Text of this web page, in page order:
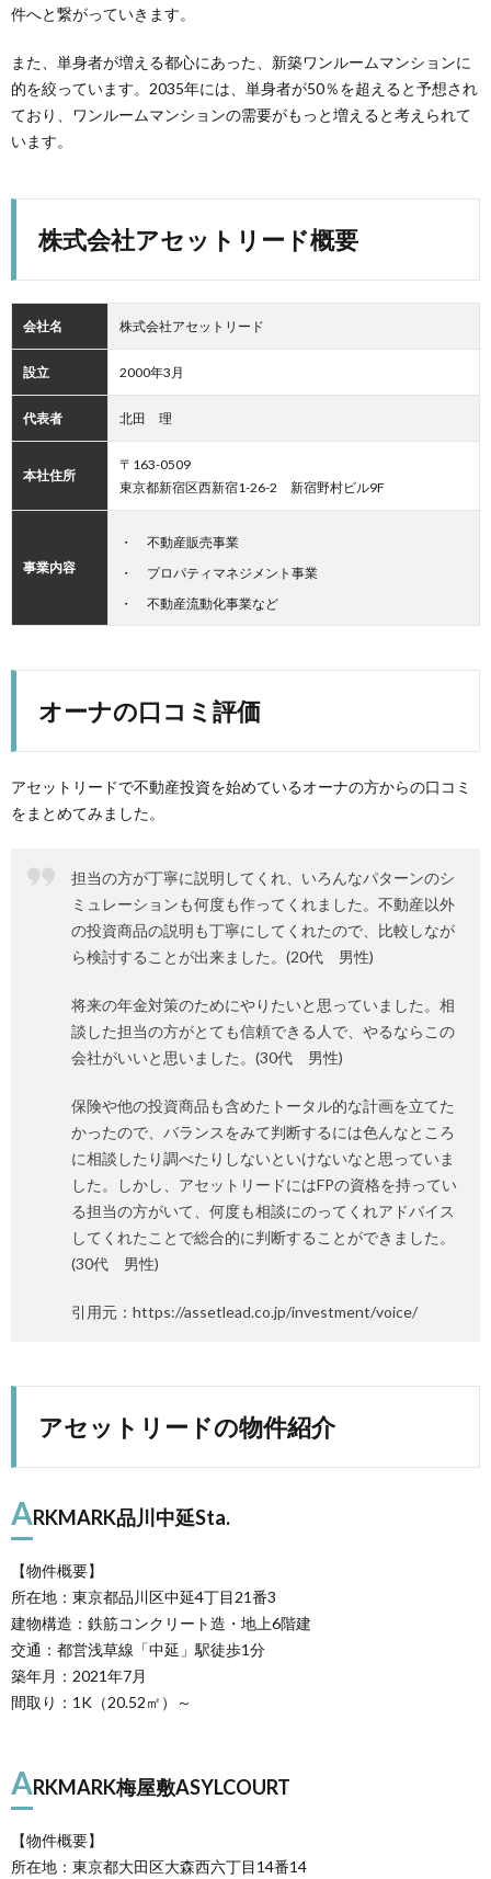
件へと繋がっていきます。
また、単身者が増える都心にあった、新築ワンルームマンションに
的を絞っています。2035年には、単身者が50％を超えると予想され
ており、ワンルームマンションの需要がもっと増えると考えられて
います。
株式会社アセットリード概要
会社名 株式会社アセットリード
設立 2000年3月
代表者 北田 理
本社住所
〒163-0509
東京都新宿区西新宿1-26-2 新宿野村ビル9F
事業内容
不動産販売事業
プロパティマネジメント事業
不動産流動化事業など
オーナの口コミ評価
アセットリードで不動産投資を始めているオーナの方からの口コミ
をまとめてみました。
担当の方が丁寧に説明してくれ、いろんなパターンのシ
ミュレーションも何度も作ってくれました。不動産以外
の投資商品の説明も丁寧にしてくれたので、比較しなが
ら検討することが出来ました。(20代 男性)
将来の年金対策のためにやりたいと思っていました。相
談した担当の方がとても信頼できる人で、やるならこの
会社がいいと思いました。(30代 男性)
保険や他の投資商品も含めたトータル的な計画を立てた
かったので、バランスをみて判断するには色んなところ
に相談したり調べたりしないといけないなと思っていま
した。しかし、アセットリードにはFPの資格を持ってい
る担当の方がいて、何度も相談にのってくれアドバイス
してくれたことで総合的に判断することができました。
(30代 男性)
引用元：https://assetlead.co.jp/investment/voice/
アセットリードの物件紹介
ARKMARK品川中延Sta.
【物件概要】
所在地：東京都品川区中延4丁目21番3
建物構造：鉄筋コンクリート造・地上6階建
交通：都営浅草線「中延」駅徒歩1分
築年月：2021年7月
間取り：1K（20.52㎡）～
ARKMARK梅屋敷ASYLCOURT
【物件概要】
所在地：東京都大田区大森西六丁目14番14